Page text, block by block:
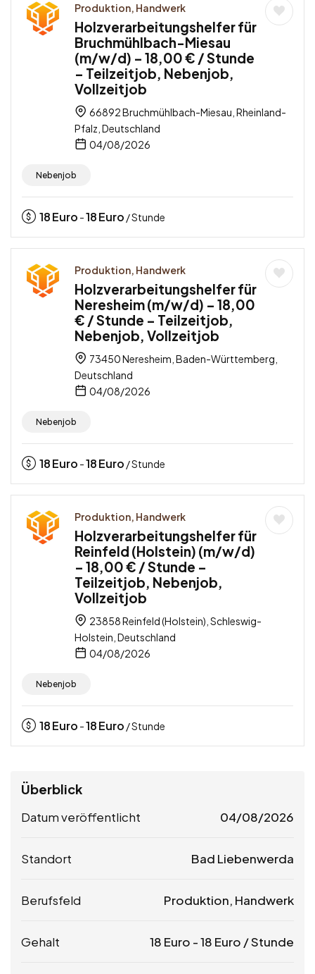
Produktion, Handwerk
Holzverarbeitungshelfer für
Bruchmühlbach-Miesau
(m/w/d) – 18,00 € / Stunde
– Teilzeitjob, Nebenjob,
Vollzeitjob
66892 Bruchmühlbach-Miesau, Rheinland-
Pfalz, Deutschland
04/08/2026
Nebenjob
18Euro -18Euro / Stunde
Produktion, Handwerk
Holzverarbeitungshelfer für
Neresheim (m/w/d) – 18,00
€ / Stunde – Teilzeitjob,
Nebenjob, Vollzeitjob
73450 Neresheim, Baden-Württemberg,
Deutschland
04/08/2026
Nebenjob
18Euro -18Euro / Stunde
Produktion, Handwerk
Holzverarbeitungshelfer für
Reinfeld (Holstein) (m/w/d)
– 18,00 € / Stunde –
Teilzeitjob, Nebenjob,
Vollzeitjob
23858 Reinfeld (Holstein), Schleswig-
Holstein, Deutschland
04/08/2026
Nebenjob
18Euro -18Euro / Stunde
Überblick
Datum veröffentlicht 04/08/2026
Standort Bad Liebenwerda
Berufsfeld Produktion, Handwerk
Gehalt 18 Euro -18 Euro / Stunde